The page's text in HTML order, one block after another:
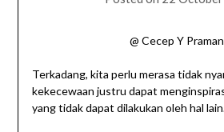
@ Cecep Y
Terkadang, kita perlu merasa tidak
kekecewaan justru dapat
yang tidak dapat dilakukan oleh hal